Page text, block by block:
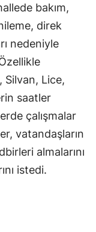
bakım,
direk
nedeniyle
Silvan, Lice,
saatler
çalışmalar
vatandaşların
almalarını
istedi.